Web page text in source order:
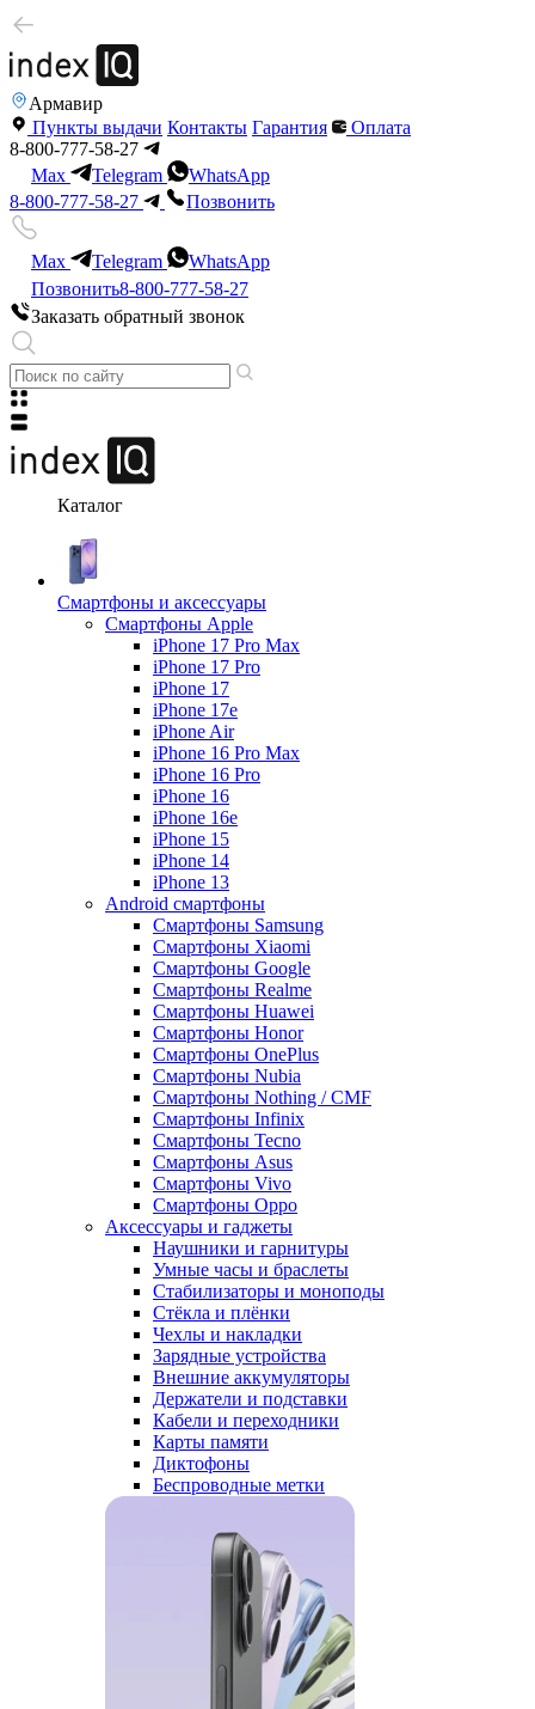
Армавир
Пункты выдачи Контакты Гарантия
Оплата
8-800-777-58-27
Max
Telegram
WhatsApp
8-800-777-58-27
Позвонить
Max Telegram
WhatsApp
Позвонить8-800-777-58-27
Заказать обратный звонок
Каталог
Смартфоны и аксессуары
Смартфоны Apple
iPhone 17 Pro Max
iPhone 17 Pro
iPhone 17
iPhone 17e
iPhone Air
iPhone 16 Pro Max
iPhone 16 Pro
iPhone 16
iPhone 16e
iPhone 15
iPhone 14
iPhone 13
Android cмартфоны
Смартфоны Samsung
Смартфоны Xiaomi
Смартфоны Google
Смартфоны Realme
Смартфоны Huawei
Смартфоны Honor
Смартфоны OnePlus
Смартфоны Nubia
Смартфоны Nothing / CMF
Смартфоны Infinix
Смартфоны Tecno
Смартфоны Asus
Смартфоны Vivo
Смартфоны Oppo
Аксессуары и гаджеты
Наушники и гарнитуры
Умные часы и браслеты
Стабилизаторы и моноподы
Стёкла и плёнки
Чехлы и накладки
Зарядные устройства
Внешние аккумуляторы
Держатели и подставки
Кабели и переходники
Карты памяти
Диктофоны
Беспроводные метки